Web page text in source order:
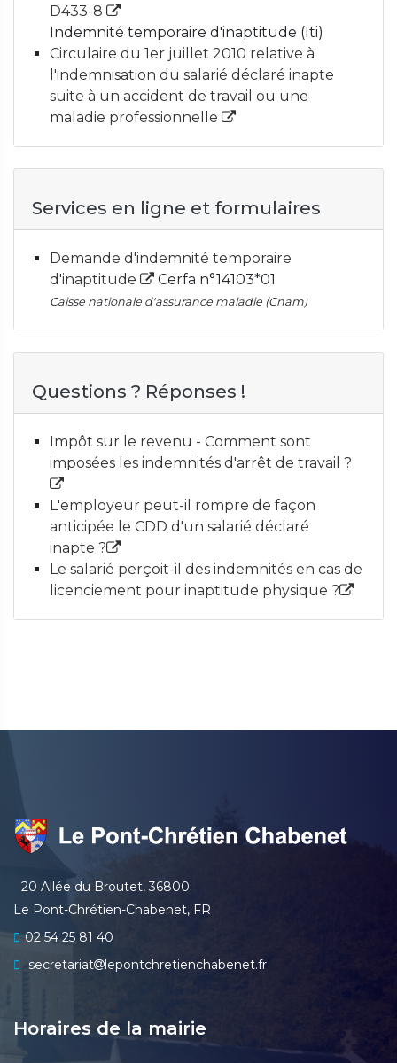
D433-8
Indemnité temporaire d'inaptitude (Iti)
Circulaire du 1er juillet 2010 relative à
l'indemnisation du salarié déclaré inapte
suite à un accident de travail ou une
maladie professionnelle
Services en ligne et formulaires
Demande d'indemnité temporaire
d'inaptitude
Cerfa n°14103*01
Caisse nationale d'assurance maladie (Cnam)
Questions ? Réponses !
Impôt sur le revenu - Comment sont
imposées les indemnités d'arrêt de travail ?
L'employeur peut-il rompre de façon
anticipée le CDD d'un salarié déclaré
inapte ?
Le salarié perçoit-il des indemnités en cas de
licenciement pour inaptitude physique ?
20 Allée du Broutet, 36800
Le Pont-Chrétien-Chabenet, FR
02 54 25 81 40
secretariat
lepontchretienchabenet.fr
Horaires de la mairie